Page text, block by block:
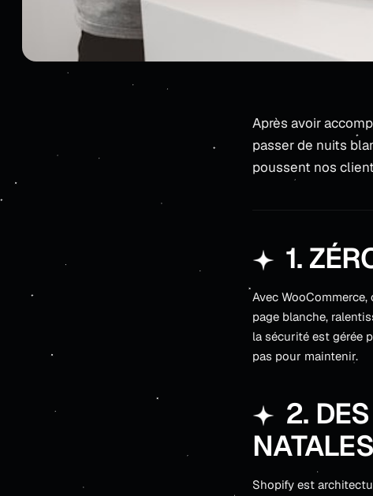
Après avoir
passer de nuits
poussent nos
1.
Avec
page blanche,
la sécurité est gérée
pas pour maintenir.
2.
NATALES
Shopify est